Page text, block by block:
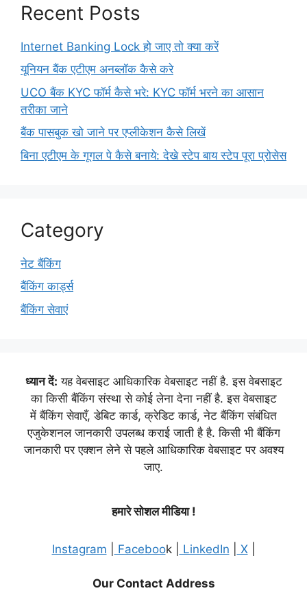
Recent Posts
Internet Banking Lock हो जाए तो क्या करें
यूनियन बैंक एटीएम अनब्लॉक कैसे करे
UCO बैंक KYC फॉर्म कैसे भरे: KYC फॉर्म भरने का आसान
तरीका जाने
बैंक पासबुक खो जाने पर एप्लीकेशन कैसे लिखें
बिना एटीएम के गूगल पे कैसे बनाये: देखे स्टेप बाय स्टेप पूरा प्रोसेस
Category
नेट बैंकिंग
बैंकिंग कार्ड्स
बैंकिंग सेवाएं
ध्यान दें: यह वेबसाइट आधिकारिक वेबसाइट नहीं है. इस वेबसाइट
का किसी बैंकिंग संस्था से कोई लेना देना नहीं है. इस वेबसाइट
में बैंकिंग सेवाएँ, डेबिट कार्ड, क्रेडिट कार्ड, नेट बैंकिंग संबंधित
एजुकेशनल जानकारी उपलब्ध कराई जाती है है. किसी भी बैंकिंग
जानकारी पर एक्शन लेने से पहले आधिकारिक वेबसाइट पर अवश्य
जाए.
हमारे सोशल मीडिया !
Instagram Facebook | LinkedIn X|
Our Contact Address